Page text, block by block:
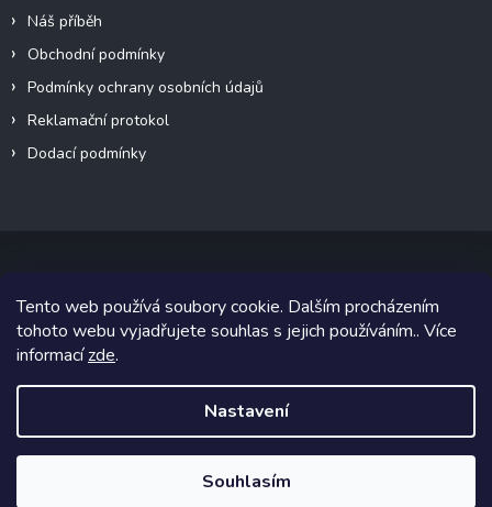
Tento web používá soubory cookie. Dalším procházením
tohoto webu vyjadřujete souhlas s jejich používáním.. Více
informacízde.
Nastavení
Souhlasím
Náš příběh
Obchodní podmínky
Podmínky ochrany osobních údajů
Reklamační protokol
Dodací podmínky
Copyright 2026VeteránMoto s.r.o.. Všechna práva vyhrazena.
Grafický návrh vytvořil a na Shoptet implementoval
Shoptetak.cz.
Vytvořil Shoptet